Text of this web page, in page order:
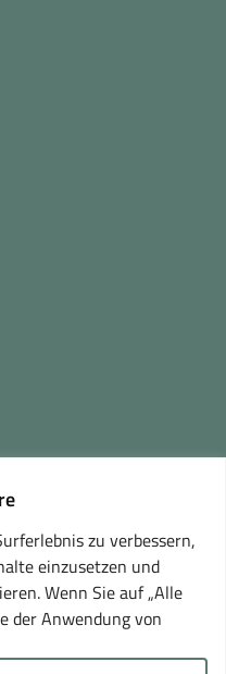
zu verbessern,
einzusetzen und
Wenn Sie auf „Alle
der Anwendung von